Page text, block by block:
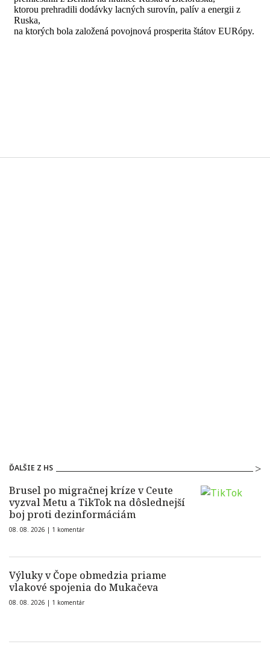
ĎALŠIE Z HS
Brusel po migračnej kríze v Ceute
vyzval Metu a TikTok na dôslednejší
boj proti dezinformáciám
08. 08. 2026 | 1 komentár
Výluky v Čope obmedzia priame
vlakové spojenia do Mukačeva
08. 08. 2026 | 1 komentár